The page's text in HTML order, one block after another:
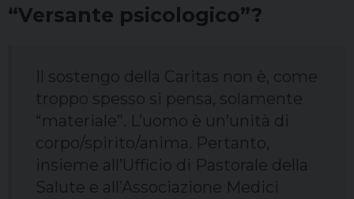
“Versante psicologico”?
Il sostengo della Caritas non è, come
troppo spesso si pensa, solamente
“materiale”. L’uomo è un’unità di
corpo/spirito/anima. Pertanto,
insieme all’Ufficio di Pastorale della
Salute e all’Associazione Medici